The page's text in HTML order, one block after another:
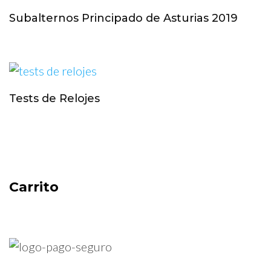
Subalternos Principado de Asturias 2019
Tests de Relojes
Carrito